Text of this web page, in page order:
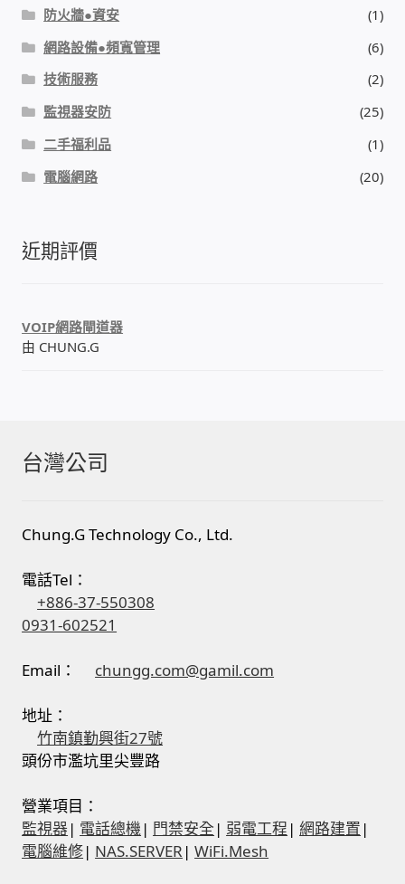
防火牆●資安
(1)
網路設備●頻寬管理
(6)
技術服務
(2)
監視器安防
(25)
二手福利品
(1)
電腦網路
(20)
近期評價
VOIP網路閘道器
由 CHUNG.G
台灣公司
Chung.G Technology Co., Ltd.
電話Tel：
+886-37-550308
0931-602521
Email： chungg.com@gamil.com
地址：
竹南鎮勤興街27號
頭份市濫坑里尖豐路
營業項目：
監視器| 電話總機| 門禁安全 | 弱電工程 |網路建置 |
電腦維修| NAS.SERVER |WiFi.Mesh